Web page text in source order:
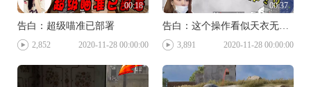
00:18
告白：超级喵准已部署
2,852 2020-11-28 00:00:00
00:37
告白：这个操作看似天衣无缝，实则白给。
3,891 2020-11-28 00:00:00